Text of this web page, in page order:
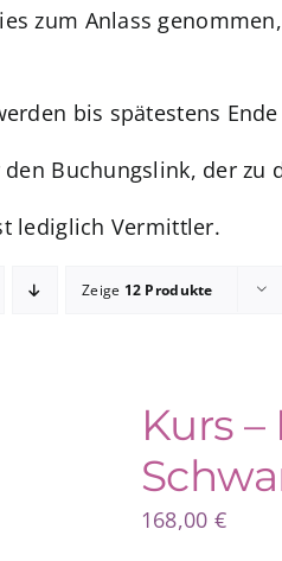
zum Anlass
bis spätestens
Buchungslink, der
lediglich Vermittler.
Zeige 12 Produkte
Kurs
168,00 €